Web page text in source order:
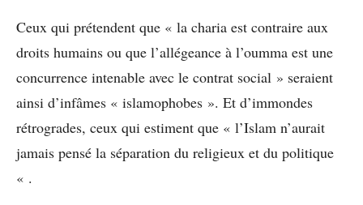
Ceux qui prétendent que « la charia est contraire aux
droits humains ou que l’allégeance à l’oumma est une
concurrence intenable avec le contrat social » seraient
ainsi d’infâmes « islamophobes ». Et d’immondes
rétrogrades, ceux qui estiment que « l’Islam n’aurait
jamais pensé la séparation du religieux et du politique
« .